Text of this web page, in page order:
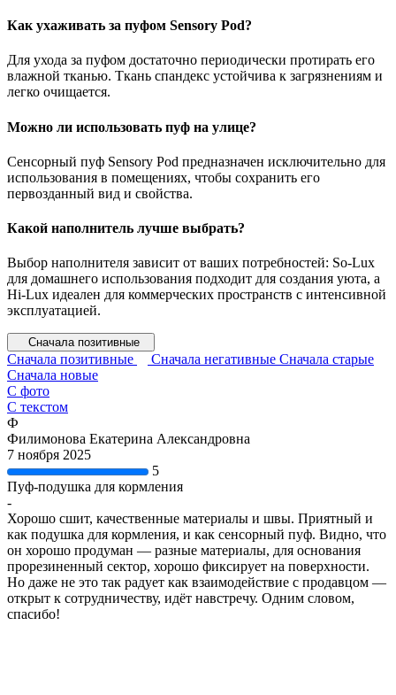
Как ухаживать за пуфом Sensory Pod?
Для ухода за пуфом достаточно периодически протирать его
влажной тканью. Ткань спандекс устойчива к загрязнениям и
легко очищается.
Можно ли использовать пуф на улице?
Сенсорный пуф Sensory Pod предназначен исключительно для
использования в помещениях, чтобы сохранить его
первозданный вид и свойства.
Какой наполнитель лучше выбрать?
Выбор наполнителя зависит от ваших потребностей: So-Lux
для домашнего использования подходит для создания уюта, а
Hi-Lux идеален для коммерческих пространств с интенсивной
эксплуатацией.
Сначала позитивные
Сначала позитивные Сначала негативные Сначала старые
Сначала новые
С фото
С текстом
Ф
Филимонова Екатерина Александровна
7 ноября 2025
5
Пуф-подушка для кормления
-
Хорошо сшит, качественные материалы и швы. Приятный и
как подушка для кормления, и как сенсорный пуф. Видно, что
он хорошо продуман — разные материалы, для основания
прорезиненный сектор, хорошо фиксирует на поверхности.
Но даже не это так радует как взаимодействие с продавцом —
открыт к сотрудничеству, идёт навстречу. Одним словом,
спасибо!